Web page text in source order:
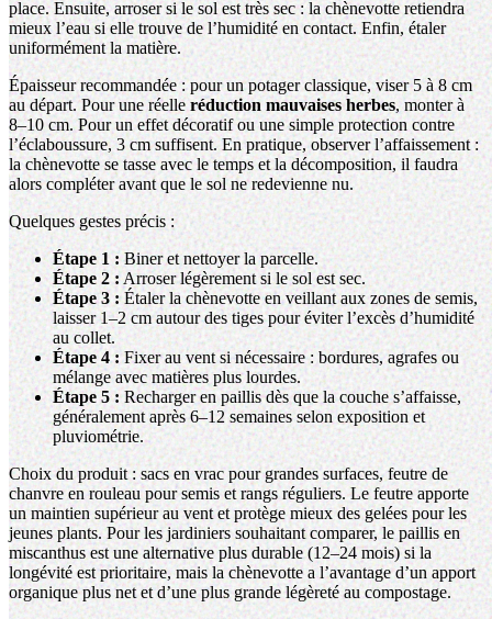
place. Ensuite, arroser si le sol est très sec : la chènevotte retiendra
mieux l’eau si elle trouve de l’humidité en contact. Enfin, étaler
uniformément la matière.
Épaisseur recommandée : pour un potager classique, viser 5 à 8 cm
au départ. Pour une réelle réduction mauvaises herbes, monter à
8–10 cm. Pour un effet décoratif ou une simple protection contre
l’éclaboussure, 3 cm suffisent. En pratique, observer l’affaissement :
la chènevotte se tasse avec le temps et la décomposition, il faudra
alors compléter avant que le sol ne redevienne nu.
Quelques gestes précis :
Étape 1 :Biner et nettoyer la parcelle.
Étape 2 : Arroser légèrement si le sol est sec.
Étape 3 :Étaler la chènevotte en veillant aux zones de semis,
laisser 1–2 cm autour des tiges pour éviter l’excès d’humidité
au collet.
Étape 4 :Fixer au vent si nécessaire : bordures, agrafes ou
mélange avec matières plus lourdes.
Étape 5 :Recharger en paillis dès que la couche s’affaisse,
généralement après 6–12 semaines selon exposition et
pluviométrie.
Choix du produit : sacs en vrac pour grandes surfaces, feutre de
chanvre en rouleau pour semis et rangs réguliers. Le feutre apporte
un maintien supérieur au vent et protège mieux des gelées pour les
jeunes plants. Pour les jardiniers souhaitant comparer, le paillis en
miscanthus est une alternative plus durable (12–24 mois) si la
longévité est prioritaire, mais la chènevotte a l’avantage d’un apport
organique plus net et d’une plus grande légèreté aucompostage.